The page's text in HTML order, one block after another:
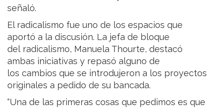
señaló.
El radicalismo fue uno de los espacios que
aportó a la discusión. La jefa de bloque
del radicalismo, Manuela Thourte, destacó
ambas iniciativas y repasó alguno de
los cambios que se introdujeron a los proyectos
originales a pedido de su bancada.
“Una de las primeras cosas que pedimos es que